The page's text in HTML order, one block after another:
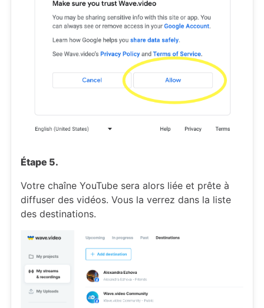
Étape 5.
Votre chaîne YouTube sera alors liée et prête à
diffuser des vidéos. Vous la verrez dans la liste
des destinations.